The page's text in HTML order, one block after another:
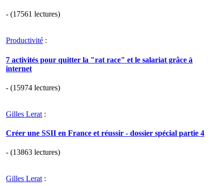
- (17561 lectures)
Productivité :
7 activités pour quitter la "rat race" et le salariat grâce à
internet
- (15974 lectures)
Gilles Lerat :
Créer une SSII en France et réussir - dossier spécial partie 4
- (13863 lectures)
Gilles Lerat: